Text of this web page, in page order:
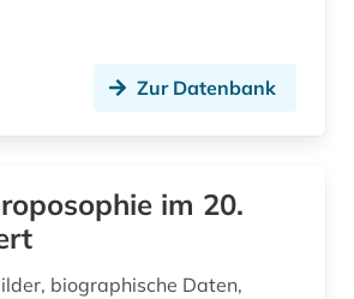
eugenio pacelli (1)
Zur Datenbank
im 20.
biographische Daten,